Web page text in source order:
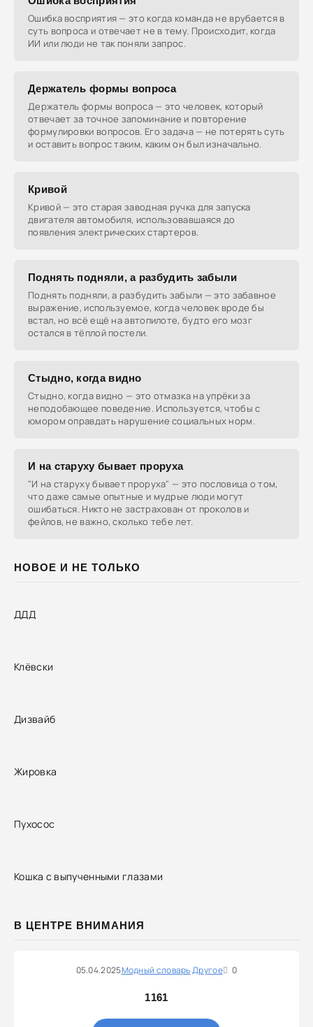
НОВОЕ И НЕ ТОЛЬКО
ДДД
Клёвски
Дизвайб
Жировка
Пухосос
Кошка с выпученными глазами
В ЦЕНТРЕ ВНИМАНИЯ
05.04.2025Модный словарьДругое 0
1161
Ошибка восприятия — это когда команда не врубается в
суть вопроса и отвечает не в тему. Происходит, когда
ИИ или люди не так поняли запрос.
Держатель формы вопроса
Держатель формы вопроса — это человек, который
отвечает за точное запоминание и повторение
формулировки вопросов. Его задача — не потерять суть
и оставить вопрос таким, каким он был изначально.
Кривой
Кривой — это старая заводная ручка для запуска
двигателя автомобиля, использовавшаяся до
появления электрических стартеров.
Поднять подняли, а разбудить забыли
Поднять подняли, а разбудить забыли — это забавное
выражение, используемое, когда человек вроде бы
встал, но всё ещё на автопилоте, будто его мозг
остался в тёплой постели.
Стыдно, когда видно
Стыдно, когда видно — это отмазка на упрёки за
неподобающее поведение. Используется, чтобы с
юмором оправдать нарушение социальных норм.
И на старуху бывает проруха
"И на старуху бывает проруха" — это пословица о том,
что даже самые опытные и мудрые люди могут
ошибаться. Никто не застрахован от проколов и
фейлов, не важно, сколько тебе лет.